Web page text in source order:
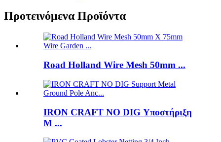
Προτεινόμενα Προϊόντα
Road Holland Wire Mesh 50mm ...
IRON CRAFT NO DIG Υποστήριξη
M ...